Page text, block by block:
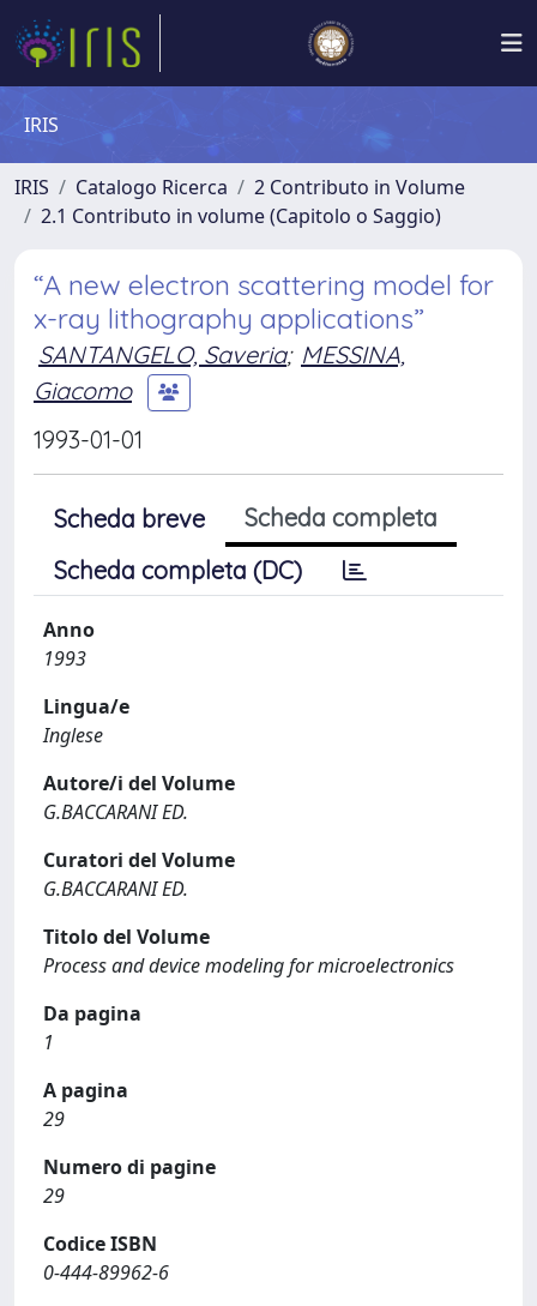
IRIS
IRIS Catalogo Ricerca
2 Contributo in Volume
2.1 Contributo in volume (Capitolo o Saggio)
“A new electron scattering model for
x-ray lithography applications”
SANTANGELO, Saveria; MESSINA,
Giacomo
1993-01-01
Scheda breve
Scheda completa
Scheda completa (DC)
Anno
1993
Lingua/e
Inglese
Autore/i del Volume
G.BACCARANI ED.
Curatori del Volume
G.BACCARANI ED.
Titolo del Volume
Process and device modeling for microelectronics
Da pagina
1
A pagina
29
Numero di pagine
29
Codice ISBN
0-444-89962-6